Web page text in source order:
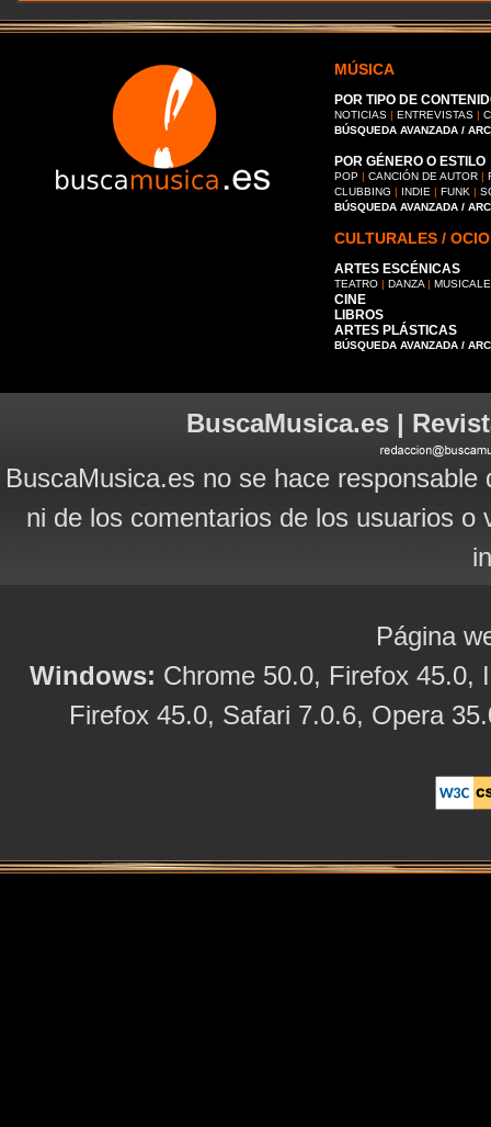
MÚSICA
POR TIPO DE
NOTICIAS | ENTREVISTAS |
BÚSQUEDA AVANZADA /
POR GÉNERO O ESTILO
POP | CANCIÓN DE AUTOR |
CLUBBING | INDIE | FUNK |
BÚSQUEDA AVANZADA /
CULTURALES / OCIO
ARTES ESCÉNICAS
TEATRO | DANZA |
CINE
LIBROS
ARTES PLÁSTICAS
BÚSQUEDA AVANZADA /
BuscaMusica.es |
BuscaMusica.es no se hace
ni de los comentarios de los usuarios
Página
Windows: Chrome 50.0, Firefox 45.0,
Firefox 45.0, Safari 7.0.6, Opera